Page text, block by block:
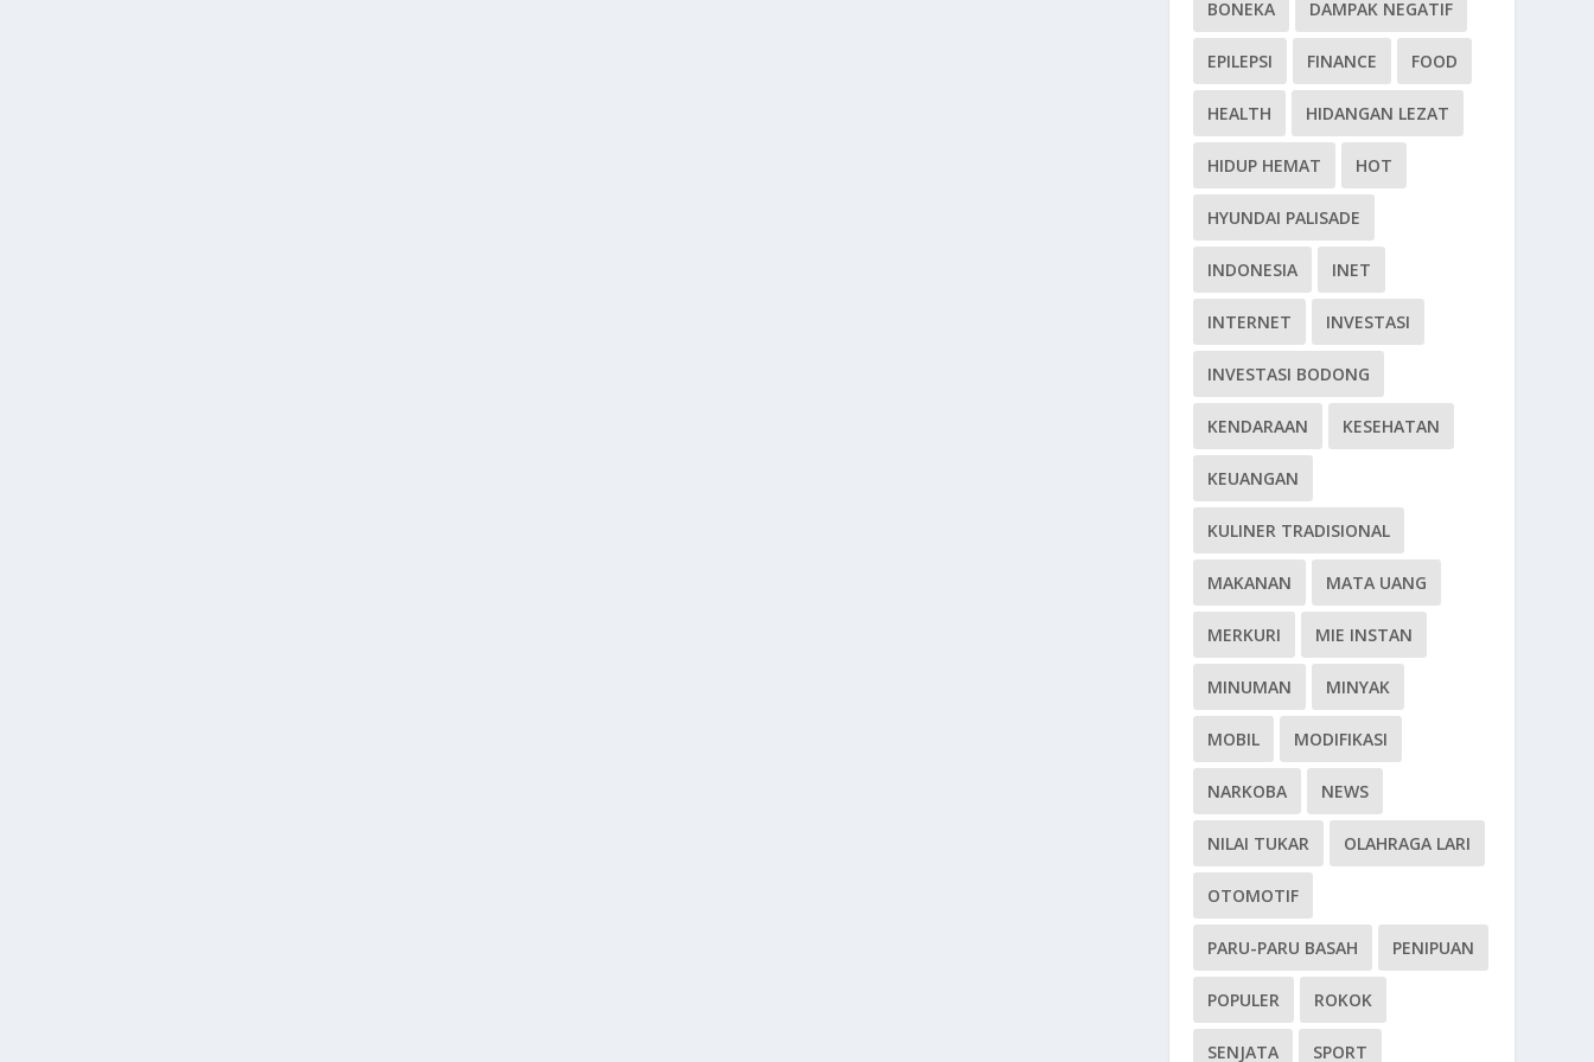
BONEKA DAMPAK NEGATIF
EPILEPSI FINANCE FOOD
HEALTH HIDANGAN LEZAT
HIDUP HEMAT HOT
HYUNDAI PALISADE
INDONESIA INET
INTERNET INVESTASI
INVESTASI BODONG
KENDARAAN KESEHATAN
KEUANGAN
KULINER TRADISIONAL
MAKANAN MATA UANG
MERKURI MIE INSTAN
MINUMAN MINYAK
MOBIL MODIFIKASI
NARKOBA NEWS
NILAI TUKAR OLAHRAGA LARI
OTOMOTIF
PARU-PARU BASAH PENIPUAN
POPULER ROKOK
SENJATA SPORT